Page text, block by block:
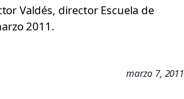
Valdés, director Escuela de
2011.
marzo 7, 2011